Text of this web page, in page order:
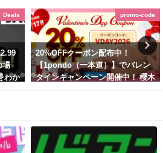
Deals
場
わか
promo-code
20%OFFクーポン配布中！
【1pondo（一本道）】でバレン
タインキャンペーン開催中！ 櫻木